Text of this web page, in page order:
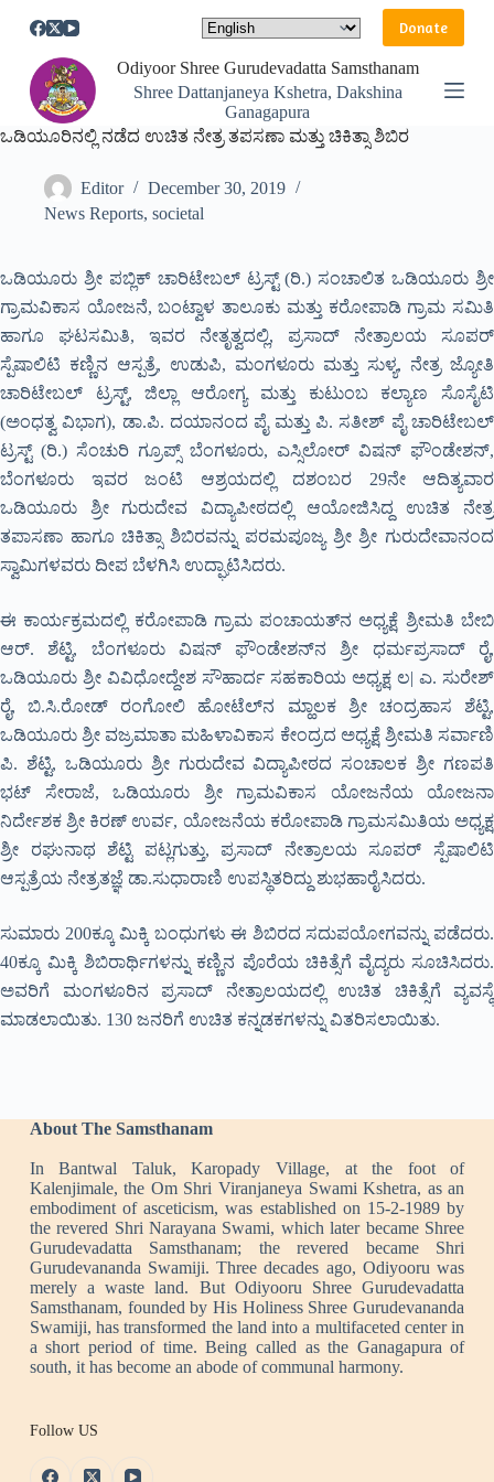
S
p
c
Donate
Odiyoor Shree Gurudevadatta Samsthanam
Shree Dattanjaneya Kshetra, Dakshina
Ganagapura
ಒಡಿಯೂರಿನಲ್ಲಿ ನಡೆದ ಉಚಿತ ನೇತ್ರ ತಪಸಣಾ ಮತ್ತು ಚಿಕಿತ್ಸಾ ಶಿಬಿರ
Editor
December 30, 2019
News Reports, societal
ಒಡಿಯೂರು ಶ್ರೀ ಪಬ್ಲಿಕ್ ಚಾರಿಟೇಬಲ್ ಟ್ರಸ್ಟ್ (ರಿ.) ಸಂಚಾಲಿತ ಒಡಿಯೂರು ಶ್ರೀ
ಗ್ರಾಮವಿಕಾಸ ಯೋಜನೆ, ಬಂಟ್ವಾಳ ತಾಲೂಕು ಮತ್ತು ಕರೋಪಾಡಿ ಗ್ರಾಮ ಸಮಿತಿ
ಹಾಗೂ ಘಟಸಮಿತಿ, ಇವರ ನೇತೃತ್ವದಲ್ಲಿ, ಪ್ರಸಾದ್ ನೇತ್ರಾಲಯ ಸೂಪರ್
ಸ್ಪೆಷಾಲಿಟಿ ಕಣ್ಣಿನ ಆಸ್ಪತ್ರೆ, ಉಡುಪಿ, ಮಂಗಳೂರು ಮತ್ತು ಸುಳ್ಯ, ನೇತ್ರ ಜ್ಯೋತಿ
ಚಾರಿಟೇಬಲ್ ಟ್ರಸ್ಟ್, ಜಿಲ್ಲಾ ಆರೋಗ್ಯ ಮತ್ತು ಕುಟುಂಬ ಕಲ್ಯಾಣ ಸೊಸೈಟಿ
(ಅಂಧತ್ವ ವಿಭಾಗ), ಡಾ.ಪಿ. ದಯಾನಂದ ಪೈ ಮತ್ತು ಪಿ. ಸತೀಶ್ ಪೈ ಚಾರಿಟೇಬಲ್
ಟ್ರಸ್ಟ್ (ರಿ.) ಸೆಂಚುರಿ ಗ್ರೂಪ್ಸ್ ಬೆಂಗಳೂರು, ಎಸ್ಸಿಲೋರ್ ವಿಷನ್ ಫೌಂಡೇಶನ್,
ಬೆಂಗಳೂರು ಇವರ ಜಂಟಿ ಆಶ್ರಯದಲ್ಲಿ ದಶಂಬರ 29ನೇ ಆದಿತ್ಯವಾರ
ಒಡಿಯೂರು ಶ್ರೀ ಗುರುದೇವ ವಿದ್ಯಾಪೀಠದಲ್ಲಿ ಆಯೋಜಿಸಿದ್ದ ಉಚಿತ ನೇತ್ರ
ತಪಾಸಣಾ ಹಾಗೂ ಚಿಕಿತ್ಸಾ ಶಿಬಿರವನ್ನು ಪರಮಪೂಜ್ಯ ಶ್ರೀ ಶ್ರೀ ಗುರುದೇವಾನಂದ
ಸ್ವಾಮಿಗಳವರು ದೀಪ ಬೆಳಗಿಸಿ ಉದ್ಘಾಟಿಸಿದರು.
ಈ ಕಾರ್ಯಕ್ರಮದಲ್ಲಿ ಕರೋಪಾಡಿ ಗ್ರಾಮ ಪಂಚಾಯತ್‍ನ ಅಧ್ಯಕ್ಷೆ ಶ್ರೀಮತಿ ಬೇಬಿ
ಆರ್. ಶೆಟ್ಟಿ, ಬೆಂಗಳೂರು ವಿಷನ್ ಫೌಂಡೇಶನ್‍ನ ಶ್ರೀ ಧರ್ಮಪ್ರಸಾದ್ ರೈ,
ಒಡಿಯೂರು ಶ್ರೀ ವಿವಿಧೋದ್ದೇಶ ಸೌಹಾರ್ದ ಸಹಕಾರಿಯ ಅಧ್ಯಕ್ಷ ಲ| ಎ. ಸುರೇಶ್
ರೈ, ಬಿ.ಸಿ.ರೋಡ್ ರಂಗೋಲಿ ಹೋಟೆಲ್‍ನ ಮ್ಹಾಲಕ ಶ್ರೀ ಚಂದ್ರಹಾಸ ಶೆಟ್ಟಿ,
ಒಡಿಯೂರು ಶ್ರೀ ವಜ್ರಮಾತಾ ಮಹಿಳಾವಿಕಾಸ ಕೇಂದ್ರದ ಅಧ್ಯಕ್ಷೆ ಶ್ರೀಮತಿ ಸರ್ವಾಣಿ
ಪಿ. ಶೆಟ್ಟಿ, ಒಡಿಯೂರು ಶ್ರೀ ಗುರುದೇವ ವಿದ್ಯಾಪೀಠದ ಸಂಚಾಲಕ ಶ್ರೀ ಗಣಪತಿ
ಭಟ್ ಸೇರಾಜೆ, ಒಡಿಯೂರು ಶ್ರೀ ಗ್ರಾಮವಿಕಾಸ ಯೋಜನೆಯ ಯೋಜನಾ
ನಿರ್ದೇಶಕ ಶ್ರೀ ಕಿರಣ್ ಉರ್ವ, ಯೋಜನೆಯ ಕರೋಪಾಡಿ ಗ್ರಾಮಸಮಿತಿಯ ಅಧ್ಯಕ್ಷ
ಶ್ರೀ ರಘುನಾಥ ಶೆಟ್ಟಿ ಪಟ್ಲಗುತ್ತು, ಪ್ರಸಾದ್ ನೇತ್ರಾಲಯ ಸೂಪರ್ ಸ್ಪೆಷಾಲಿಟಿ
ಆಸ್ಪತ್ರೆಯ ನೇತ್ರತಜ್ಞೆ ಡಾ.ಸುಧಾರಾಣಿ ಉಪಸ್ಥಿತರಿದ್ದು ಶುಭಹಾರೈಸಿದರು.
ಸುಮಾರು 200ಕ್ಕೂ ಮಿಕ್ಕಿ ಬಂಧುಗಳು ಈ ಶಿಬಿರದ ಸದುಪಯೋಗವನ್ನು ಪಡೆದರು.
40ಕ್ಕೂ ಮಿಕ್ಕಿ ಶಿಬಿರಾರ್ಥಿಗಳನ್ನು ಕಣ್ಣಿನ ಪೊರೆಯ ಚಿಕಿತ್ಸೆಗೆ ವೈದ್ಯರು ಸೂಚಿಸಿದರು.
ಅವರಿಗೆ ಮಂಗಳೂರಿನ ಪ್ರಸಾದ್ ನೇತ್ರಾಲಯದಲ್ಲಿ ಉಚಿತ ಚಿಕಿತ್ಸೆಗೆ ವ್ಯವಸ್ಥೆ
ಮಾಡಲಾಯಿತು. 130 ಜನರಿಗೆ ಉಚಿತ ಕನ್ನಡಕಗಳನ್ನು ವಿತರಿಸಲಾಯಿತು.
About The Samsthanam
In Bantwal Taluk, Karopady Village, at the foot of
Kalenjimale, the Om Shri Viranjaneya Swami Kshetra, as an
embodiment of asceticism, was established on 15-2-1989 by
the revered Shri Narayana Swami, which later became Shree
Gurudevadatta Samsthanam; the revered became Shri
Gurudevananda Swamiji. Three decades ago, Odiyooru was
merely a waste land. But Odiyooru Shree Gurudevadatta
Samsthanam, founded by His Holiness Shree Gurudevananda
Swamiji, has transformed the land into a multifaceted center in
a short period of time. Being called as the Ganagapura of
south, it has become an abode of communal harmony.
Follow US